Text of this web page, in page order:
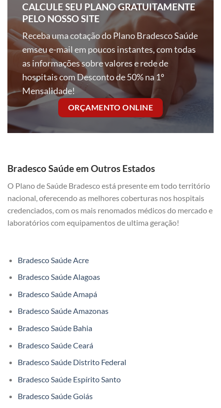
CALCULE SEU PLANO GRATUITAMENTE
PELO NOSSO SITE
Receba uma cotação do Plano Bradesco Saúde
emseu e-mail em poucos instantes, com todas
as informações sobre valores e rede de
hospitais com Desconto de 50% na 1º
Mensalidade!
ORÇAMENTO ONLINE
Bradesco Saúde em Outros Estados
O Plano de Saúde Bradesco está presente em todo território
nacional, oferecendo as melhores coberturas nos hospitais
credenciados, com os mais renomados médicos do mercado e
laboratórios com equipamentos de ultima geração!
Bradesco Saúde Acre
Bradesco Saúde Alagoas
Bradesco Saúde Amapá
Bradesco Saúde Amazonas
Bradesco Saúde Bahia
Bradesco Saúde Ceará
Bradesco Saúde Distrito Federal
Bradesco Saúde Espírito Santo
Bradesco Saúde Goiás